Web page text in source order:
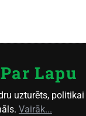
Par Lapu
uzturēts,
Vairāk...